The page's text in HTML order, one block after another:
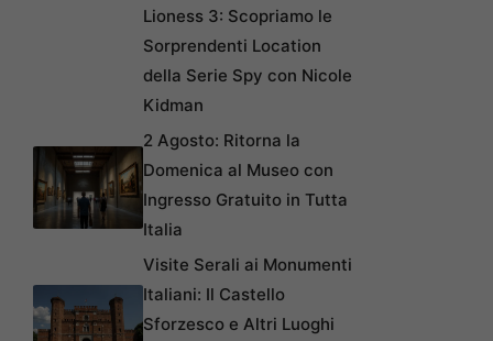
Lioness 3: Scopriamo le
Sorprendenti Location
della Serie Spy con Nicole
Kidman
2 Agosto: Ritorna la
Domenica al Museo con
Ingresso Gratuito in Tutta
Italia
Visite Serali ai Monumenti
Italiani: Il Castello
Sforzesco e Altri Luoghi